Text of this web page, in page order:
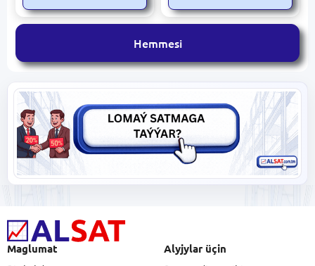
Hemmesi
Maglumat Alyjylar üçin